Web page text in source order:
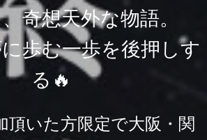
奇想天外な物語。
歩む一歩を後押しす
る🔥
頂いた方限定で大阪・関